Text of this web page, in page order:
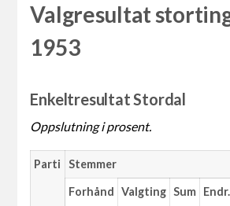
Valgresultat
1953
Enkeltresultat Stordal
Oppslutning i prosent.
Parti Stemmer
Forhånd Valgting Sum Endr.